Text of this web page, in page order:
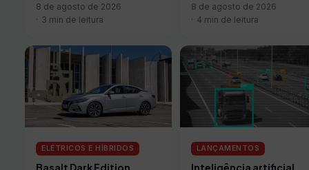
pessoas com deficiência
(PcD) continua…
8 de agosto de 2026
3 min de leitura
uma forte ofensiva
Em uma…
8 de agosto de 2026
4 min de leitura
ELÉTRICOS E HÍBRIDOS
Basalt Dark Edition
LANÇAMENTOS
Inteligência artificial